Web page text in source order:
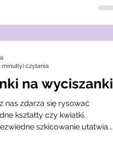
na wyciszanki
nas zdarza się rysować
kształty czy kwiatki.
szkicowanie ułatwia...
minut(y) czytania